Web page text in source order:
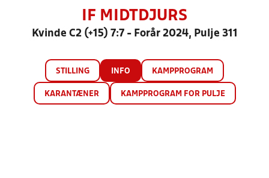
IF MIDTDJURS
Kvinde C2 (+15) 7:7 - Forår 2024, Pulje 311
STILLING INFO KAMPPROGRAM
KARANTÆNER KAMPPROGRAM FOR PULJE